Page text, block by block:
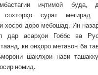
иҷтимоӣ буда,
сохторҳо сурат мегирад
хосро доро мебошад. Ин
дар асарҳои Гоббс ва
ки онҳоро метавон ба
шаклҳои нави
номид.